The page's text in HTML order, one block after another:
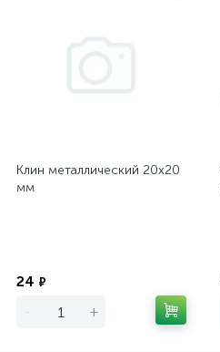
Клин металлический 20х20
мм
24 ₽
- +